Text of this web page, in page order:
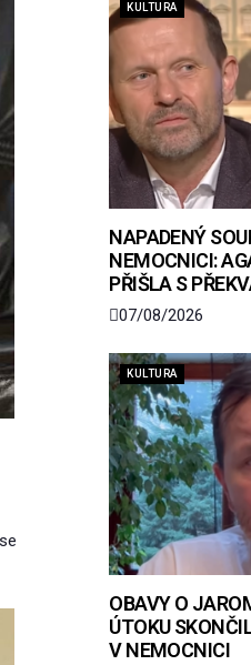
KULTURA
NAPADENÝ
NEMOCNICI:
PŘIŠLA S
07/08/2026
KULTURA
OBAVY O
ÚTOKU
V NEMOCNICI